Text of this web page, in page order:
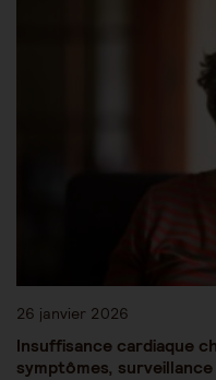
26 janvier 2026
Insuffisance cardiaque
symptômes,